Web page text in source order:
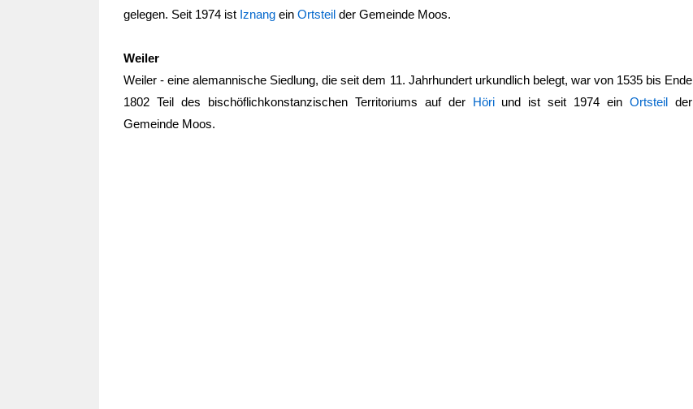
gelegen. Seit 1974 ist Iznang ein Ortsteil der Gemeinde Moos.
Weiler
Weiler - eine alemannische Siedlung, die seit dem 11. Jahrhundert urkundlich belegt, war von 1535 bis Ende
1802 Teil des bischöflichkonstanzischen Territoriums auf der Höriund ist seit 1974 einOrtsteil der
Gemeinde Moos.